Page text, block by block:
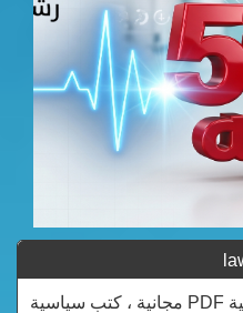
كتب علوم سياسية ، كتب سياسية PDF مجانية ، كتب سياسية